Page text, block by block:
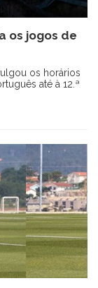
os jogos de
os horários
até à 12.ª